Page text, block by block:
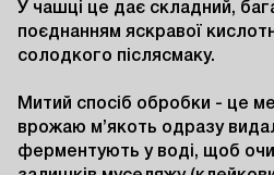
У чашці це дає складний,
поєднанням яскравої
солодкого післясмаку.
Митий спосіб обробки - це
врожаю м’якоть одразу
ферментують у воді, щоб